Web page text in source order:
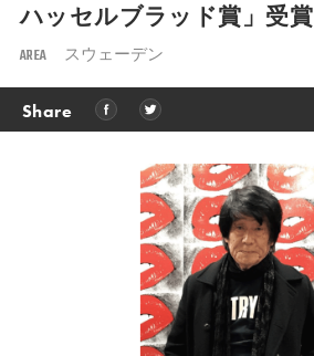
ハッセルブラッド賞」受賞
AREA スウェーデン
Share